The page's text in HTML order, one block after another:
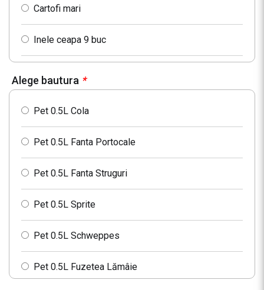
Cartofi mari
Inele ceapa 9 buc
Alege bautura *
Pet 0.5L Cola
Pet 0.5L Fanta Portocale
Pet 0.5L Fanta Struguri
Pet 0.5L Sprite
Pet 0.5L Schweppes
Pet 0.5L Fuzetea Lămâie